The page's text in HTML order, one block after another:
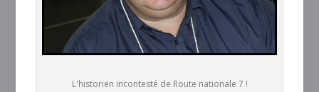
L'historien incontesté de Route nationale 7 !